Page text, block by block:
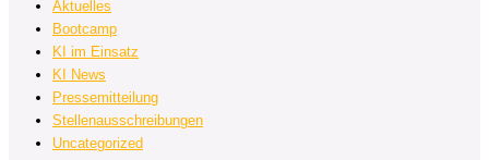
Aktuelles
Bootcamp
KI im Einsatz
KI News
Pressemitteilung
Stellenausschreibungen
Uncategorized